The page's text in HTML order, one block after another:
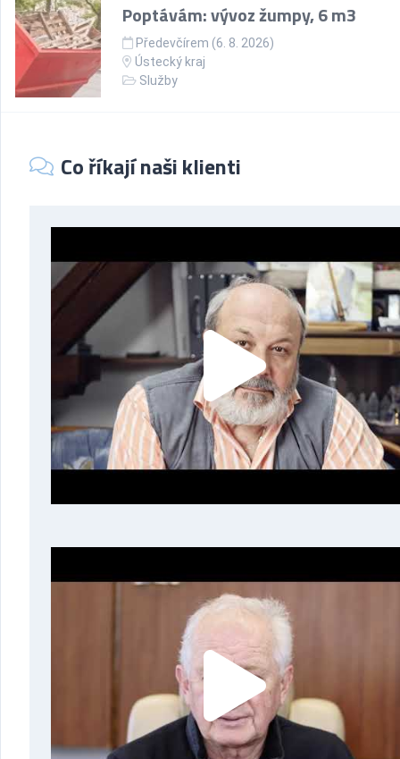
Poptávám: vývoz žumpy, 6 m3
Předevčírem (6. 8. 2026)
Ústecký kraj
Služby
Co říkají naši klienti